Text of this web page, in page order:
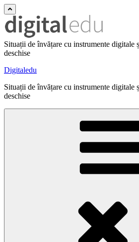
Situații de învățare cu instrumente digitale
deschise
Digitaledu
Situații de învățare cu instrumente digitale
deschise